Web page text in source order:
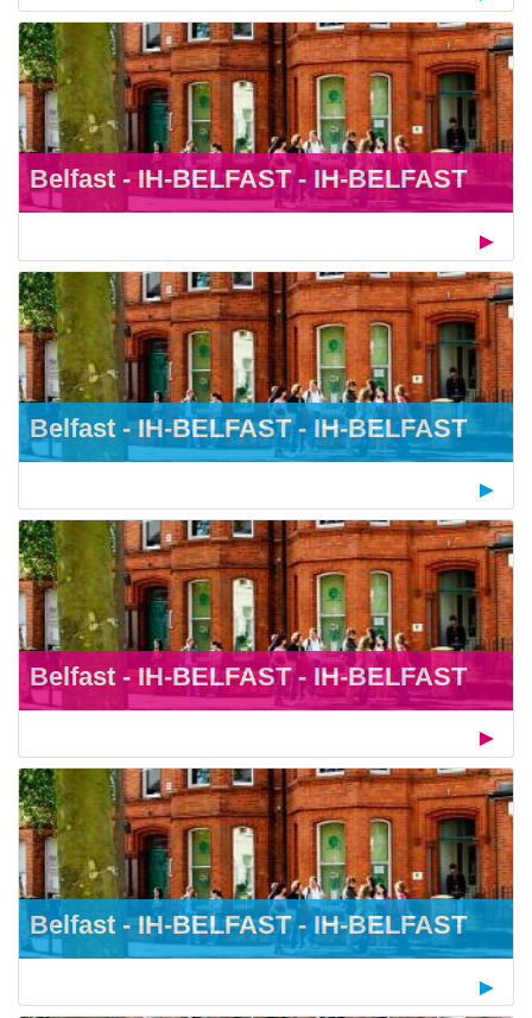
Belfast - IH-BELFAST - IH-BELFAST
Belfast - IH-BELFAST - IH-BELFAST
Belfast - IH-BELFAST - IH-BELFAST
Belfast - IH-BELFAST - IH-BELFAST